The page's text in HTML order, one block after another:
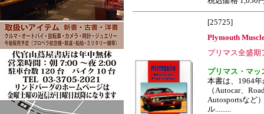
[25725]
Plymouth
プリマス全盛期
プリマス・マッ
本書は、1964
（Autocar、
Autosportsなど
ル.........